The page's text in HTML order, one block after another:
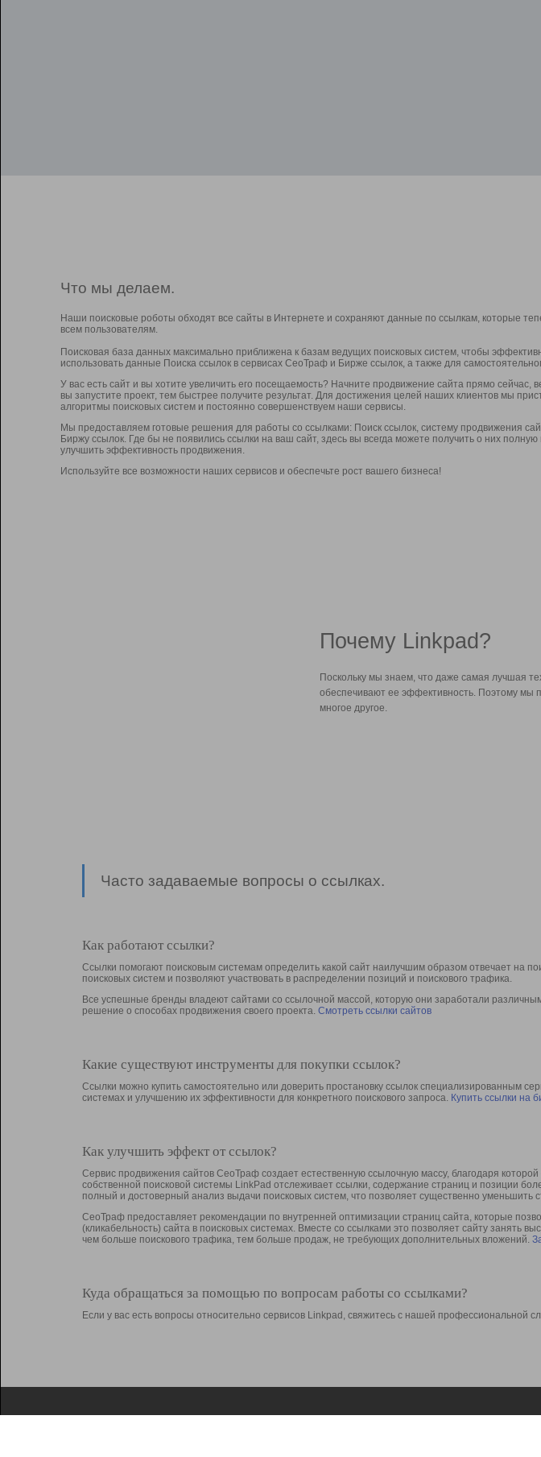
Что мы делаем.
Наши поисковые роботы обходят все сайты в Интернете и сохраняют данные по ссылкам, которые
всем пользователям.
Поисковая база данных максимально приближена к базам ведущих поисковых систем, чтобы
использовать данные Поиска ссылок в сервисах СеоТраф и Бирже ссылок, а также для
У вас есть сайт и вы хотите увеличить его посещаемость? Начните продвижение сайта прямо сейчас,
вы запустите проект, тем быстрее получите результат. Для достижения целей наших клиентов мы
алгоритмы поисковых систем и постоянно совершенствуем наши сервисы.
Мы предоставляем готовые решения для работы со ссылками: Поиск ссылок, систему продвижения
Биржу ссылок. Где бы не появились ссылки на ваш сайт, здесь вы всегда можете получить о них
улучшить эффективность продвижения.
Используйте все возможности наших сервисов и обеспечьте рост вашего бизнеса!
Почему Linkpad?
Поскольку мы знаем, что даже самая лучшая
обеспечивают ее эффективность. Поэтому мы
многое другое.
Часто задаваемые вопросы о ссылках.
Как работают ссылки?
Ссылки помогают поисковым системам определить какой сайт наилучшим образом отвечает на
поисковых систем и позволяют участвовать в раcпределении позиций и поискового трафика.
Все успешные бренды владеют сайтами со ссылочной массой, которую они заработали
решение о способах продвижения своего проекта. Смотреть ссылки сайтов
Какие существуют инструменты для покупки ссылок?
Ссылки можно купить самостоятельно или доверить простановку ссылок специализированным
системах и улучшению их эффективности для конкретного поискового запроса. Купить ссылки на
Как улучшить эффект от ссылок?
Сервис продвижения сайтов СеоТраф создает естественную ссылочную массу, благодаря
собственной поисковой системы LinkPad отслеживает ссылки, содержание страниц и позиции
полный и достоверный анализ выдачи поисковых систем, что позволяет существенно уменьшить
СеоТраф предоставляет рекомендации по внутренней оптимизации страниц сайта, которые
(кликабельность) сайта в поисковых системах. Вместе со ссылками это позволяет сайту занять
чем больше поискового трафика, тем больше продаж, не требующих дополнительных вложений.
Куда обращаться за помощью по вопросам работы со ссылками?
Если у вас есть вопросы относительно сервисов Linkpad, свяжитесь с нашей